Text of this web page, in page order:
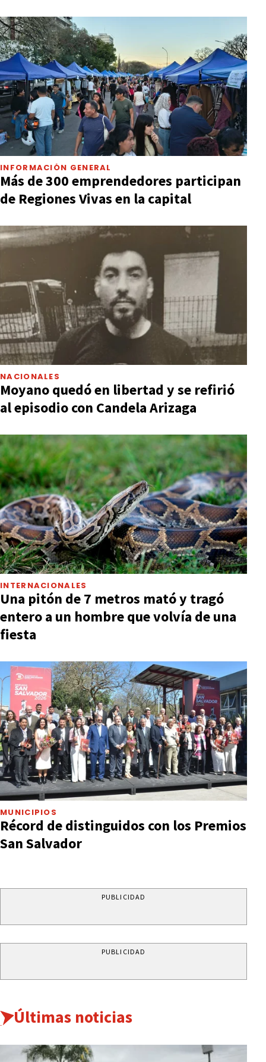
INFORMACIÓN GENERAL
Más de 300 emprendedores participan
de Regiones Vivas en la capital
NACIONALES
Moyano quedó en libertad y se refirió
al episodio con Candela Arizaga
INTERNACIONALES
Una pitón de 7 metros mató y tragó
entero a un hombre que volvía de una
fiesta
MUNICIPIOS
Récord de distinguidos con los Premios
San Salvador
PUBLICIDAD
PUBLICIDAD
Últimas noticias